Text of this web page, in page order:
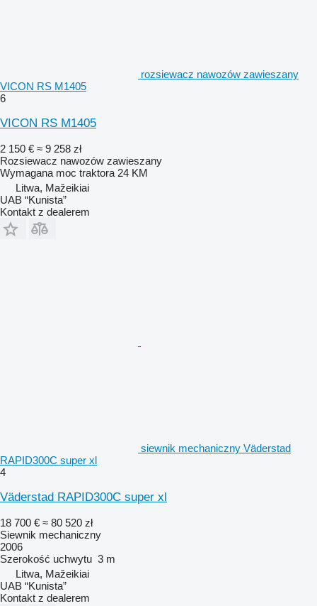
rozsiewacz nawozów zawieszany
VICON RS M1405
6
VICON RS M1405
2 150 € ≈ 9 258 zł
Rozsiewacz nawozów zawieszany
Wymagana moc traktora 24 KM
Litwa, Mažeikiai
UAB “Kunista”
Kontakt z dealerem
siewnik mechaniczny Väderstad
RAPID300C super xl
4
Väderstad RAPID300C super xl
18 700 € ≈ 80 520 zł
Siewnik mechaniczny
2006
Szerokość uchwytu 3 m
Litwa, Mažeikiai
UAB “Kunista”
Kontakt z dealerem